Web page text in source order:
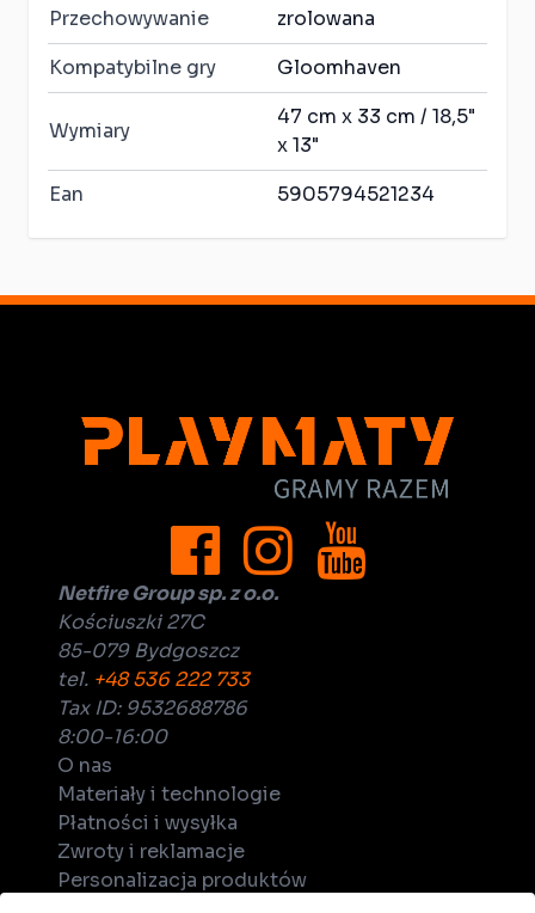
Przechowywanie
zrolowana
Kompatybilne gry
Gloomhaven
Wymiary
47 cm x 33 cm / 18,5"
x 13"
Ean
5905794521234
Netfire Group sp. z o.o.
Kościuszki 27C
85-079 Bydgoszcz
tel. +48 536 222 733
Tax ID: 9532688786
8:00-16:00
O nas
Materiały i technologie
Płatności i wysyłka
Zwroty i reklamacje
Personalizacja produktów